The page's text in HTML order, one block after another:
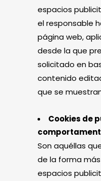
espacios
el responsable
página web,
desde la que
solicitado en
contenido
que se
Cookies de
Son aquéllas
de la forma
espacios